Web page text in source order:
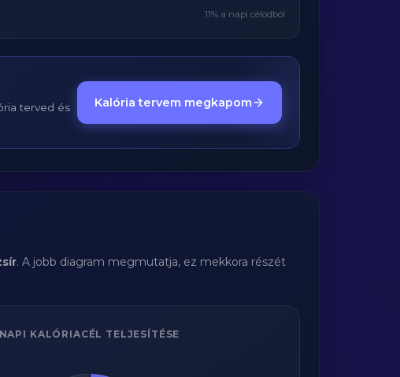
11% a napi célodból
terved és
Kalória tervem megkapom
. A jobb diagram megmutatja, ez mekkora részét
NAPI KALÓRIACÉL TELJESÍTÉSE